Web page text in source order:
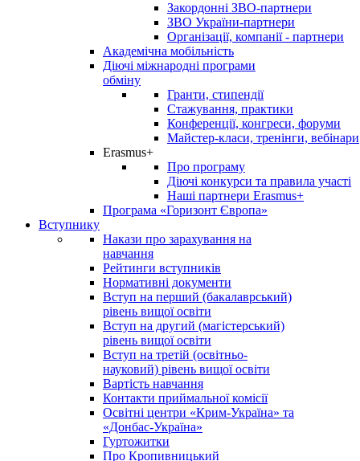
Закордонні ЗВО-партнери
ЗВО України-партнери
Організації, компанії - партнери
Академічна мобільність
Діючі міжнародні програми
обміну
Гранти, стипендії
Стажування, практики
Конференції, конгреси, форуми
Майстер-класи, тренінги, вебінари
Erasmus+
Про програму
Діючі конкурси та правила участі
Наші партнери Erasmus+
Програма «Горизонт Європа»
Вступнику
Накази про зарахування на
навчання
Рейтинги вступників
Нормативні документи
Вступ на перший (бакалаврський)
рівень вищої освіти
Вступ на другий (магістерський)
рівень вищої освіти
Вступ на третій (освітньо-
науковий) рівень вищої освіти
Вартість навчання
Контакти приймальної комісії
Освітні центри «Крим-Україна» та
«Донбас-Україна»
Гуртожитки
Про Кропивницький